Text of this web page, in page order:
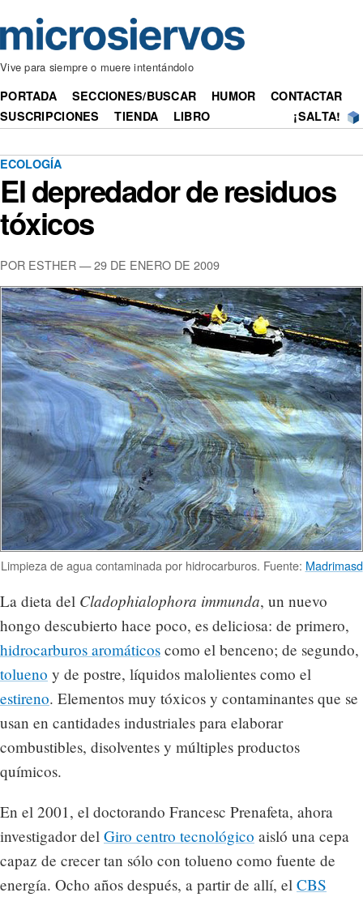
Vive para siempre o muere intentándolo
PORTADA SECCIONES/BUSCAR HUMOR
CONTACTAR
SUSCRIPCIONES
TIENDA LIBRO ¡SALTA!
ECOLOGÍA
El depredador de residuos
tóxicos
POR ESTHER — 29 DE ENERO DE 2009
Limpieza de agua contaminada por hidrocarburos. Fuente: Madrimasd
La dieta del Cladophialophora immunda, un nuevo
hongo descubierto hace poco, es deliciosa: de primero,
hidrocarburos aromáticos como el benceno; de segundo,
tolueno y de postre, líquidos malolientes como el
estireno. Elementos muy tóxicos y contaminantes que se
usan en cantidades industriales para elaborar
combustibles, disolventes y múltiples productos
químicos.
En el 2001, el doctorando Francesc Prenafeta, ahora
investigador del Giro centro tecnológico aisló una cepa
capaz de crecer tan sólo con tolueno como fuente de
energía. Ocho años después, a partir de allí, el CBS